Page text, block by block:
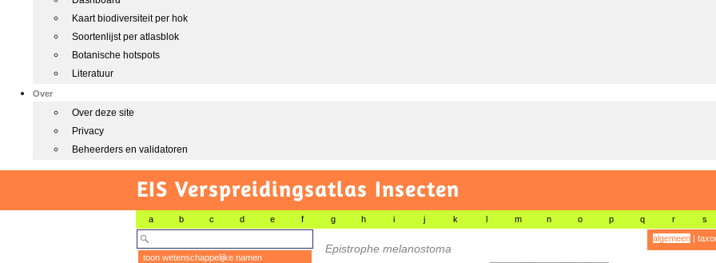
Kaart biodiversiteit per hok
Soortenlijst per atlasblok
Botanische hotspots
Literatuur
Over
Over deze site
Privacy
Beheerders en validatoren
EIS Verspreidingsatlas Insecten
a b c d e f g h i j k l m n o p q r s
toon wetenschappelijke namen
Epistrophe melanostoma
algemeen|